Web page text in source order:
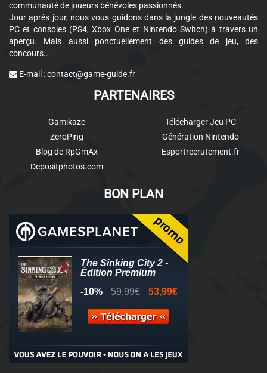
communauté de joueurs bénévoles passionnés.
Jour après jour, nous vous guidons dans la jungle des nouveautés
PC et consoles (PS4, Xbox One et Nintendo Switch) à travers un
aperçu. Mais aussi ponctuellement des guides de jeu, des
concours...
E-mail :contact@game-guide.fr
PARTENAIRES
Gamikaze
ZeroPing
Blog de RpGmAx
Depositphotos.com
Télécharger Jeu PC
Génération Nintendo
Esportrecrutement.fr
BON PLAN